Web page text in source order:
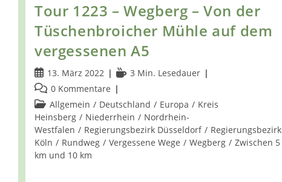
Tour 1223 – Wegberg – Von der
Tüschenbroicher Mühle auf dem
vergessenen A5
Beitrag
veröffentlicht:
13. März 2022 Lesedauer:
3 Min. Lesedauer
Beitrags-
Kommentare:
0 Kommentare
Beitrags-
Kategorie:
Allgemein / Deutschland / Europa / Kreis
Heinsberg / Niederrhein / Nordrhein-
Westfalen / Regierungsbezirk Düsseldorf / Regierungsbezirk
Köln / Rundweg / Vergessene Wege / Wegberg / Zwischen 5
km und 10 km